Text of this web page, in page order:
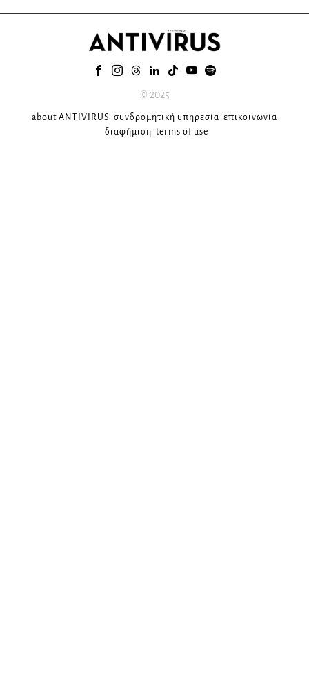
© 2025
about ANTIVIRUS συνδρομητική υπηρεσία επικοινωνία
διαφήμιση terms of use